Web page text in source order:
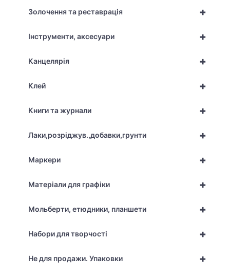
+
Золочення та реставрація
+
Інструменти, аксесуари
+
Канцелярія
+
Клей
+
Книги та журнали
+
Лаки,розріджув.,добавки,грунти
+
Маркери
+
Матеріали для графіки
+
Мольберти, етюдники, планшети
+
Набори для творчості
+
Не для продажи. Упаковки